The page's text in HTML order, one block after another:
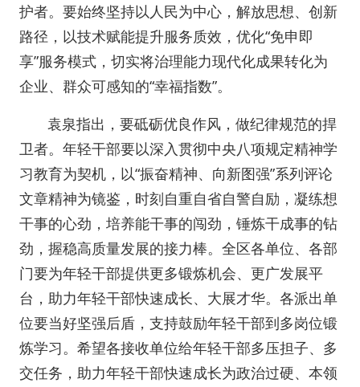
护者。要始终坚持以人民为中心，解放思想、创新
路径，以技术赋能提升服务质效，优化“免申即
享”服务模式，切实将治理能力现代化成果转化为
企业、群众可感知的“幸福指数”。
袁泉指出，要砥砺优良作风，做纪律规范的捍
卫者。年轻干部要以深入贯彻中央八项规定精神学
习教育为契机，以“振奋精神、向新图强”系列评论
文章精神为镜鉴，时刻自重自省自警自励，凝练想
干事的心劲，培养能干事的闯劲，锤炼干成事的钻
劲，握稳高质量发展的接力棒。全区各单位、各部
门要为年轻干部提供更多锻炼机会、更广发展平
台，助力年轻干部快速成长、大展才华。各派出单
位要当好坚强后盾，支持鼓励年轻干部到多岗位锻
炼学习。希望各接收单位给年轻干部多压担子、多
交任务，助力年轻干部快速成长为政治过硬、本领